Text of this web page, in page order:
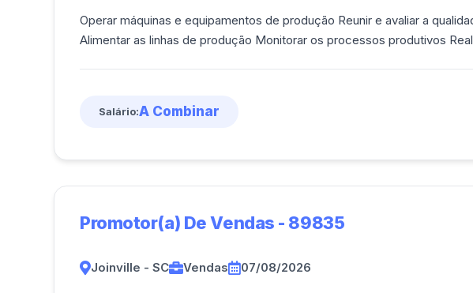
Operar máquinas e equipamentos de produção Reunir e avaliar a
Alimentar as linhas de produção Monitorar os processos produtivos
Salário:A Combinar
Promotor(a) De Vendas - 89835
Joinville - SC Vendas 07/08/2026